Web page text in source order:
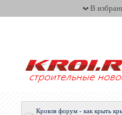
В
Кровля форум - как крыть